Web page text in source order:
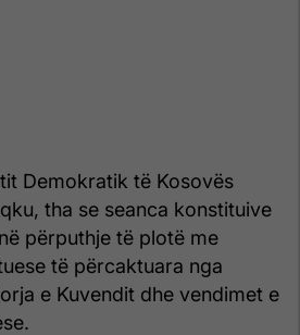
Demokratik të Kosovës
tha se seanca konstituive
përputhje të plotë me
të përcaktuara nga
e Kuvendit dhe vendimet e